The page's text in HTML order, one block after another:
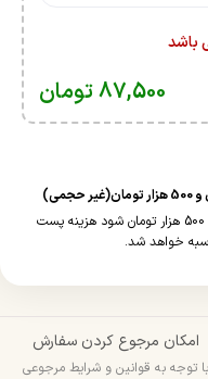
باشد
87,500تومان
چنانچه جمع سبد خرید شما بالای 2 میلیون و 500 هزار تومان شود هزینه پست
خواهد شد.
امکان مرجوع کردن سفارش
با توجه به قوانین و شرایط مرجوعی